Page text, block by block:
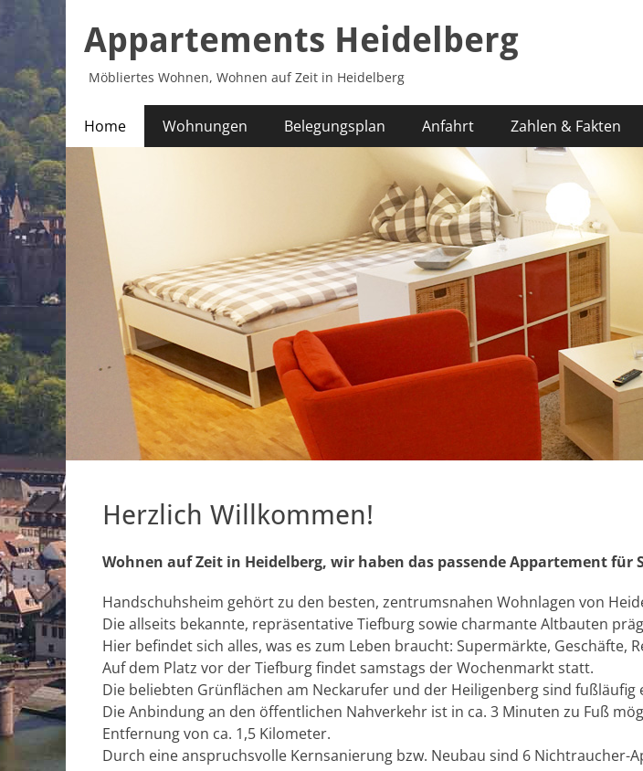
Appartements Heidelberg
Möbliertes Wohnen, Wohnen auf Zeit in Heidelberg
Primäres
Menü
Zum
Inhalt
springen
Home Wohnungen Belegungsplan Anfahrt Zahlen & Fakten
••
Herzlich Willkommen!
Wohnen auf Zeit in Heidelberg, wir haben das passende Appartement für
Handschuhsheim gehört zu den besten, zentrumsnahen Wohnlagen von
Die allseits bekannte, repräsentative Tiefburg sowie charmante Altbauten
Hier befindet sich alles, was es zum Leben braucht: Supermärkte, Geschäfte,
Auf dem Platz vor der Tiefburg findet samstags der Wochenmarkt statt.
Die beliebten Grünflächen am Neckarufer und der Heiligenberg sind fußläufig
Die Anbindung an den öffentlichen Nahverkehr ist in ca. 3 Minuten zu Fuß
Entfernung von ca. 1,5 Kilometer.
Durch eine anspruchsvolle Kernsanierung bzw. Neubau sind 6 Nichtraucher-